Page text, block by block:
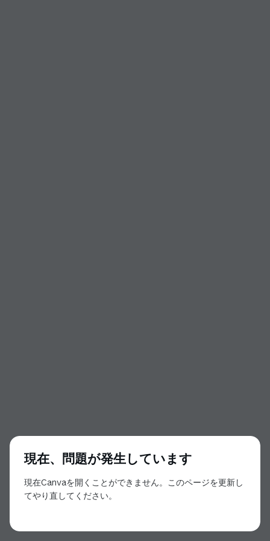
現在、問題が発生しています
現在Canvaを開くことができません。このページを更新し
てやり直してください。